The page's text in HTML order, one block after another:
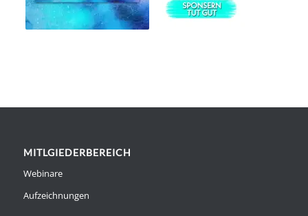
MITLGIEDERBEREICH
Webinare
Aufzeichnungen